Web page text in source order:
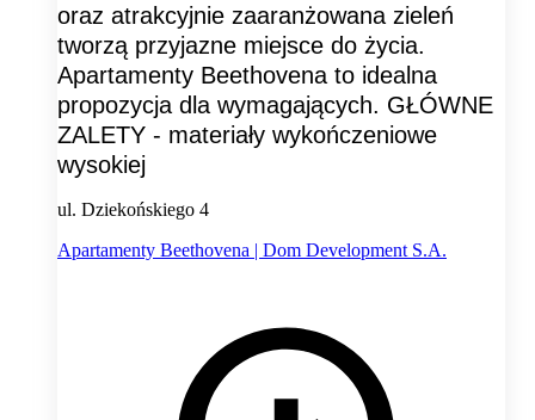
oraz atrakcyjnie zaaranżowana zieleń
tworzą przyjazne miejsce do życia.
Apartamenty Beethovena to idealna
propozycja dla wymagających. GŁÓWNE
ZALETY - materiały wykończeniowe
wysokiej
ul. Dziekońskiego 4
Apartamenty Beethovena | Dom Development S.A.